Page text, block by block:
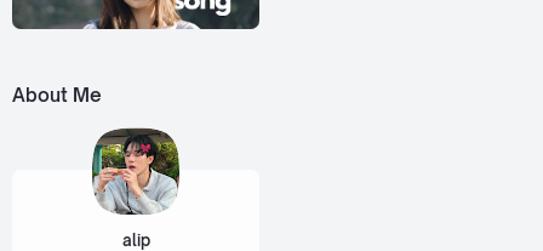
About Me
alip